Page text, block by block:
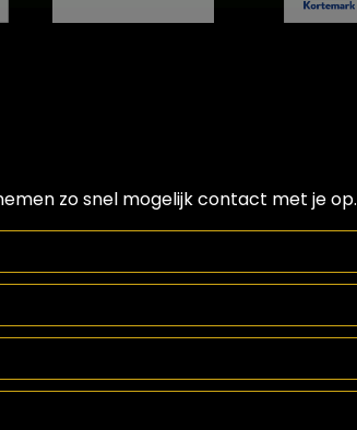
zo snel mogelijk contact met je op.